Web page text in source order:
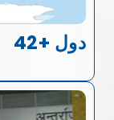
42+ دول